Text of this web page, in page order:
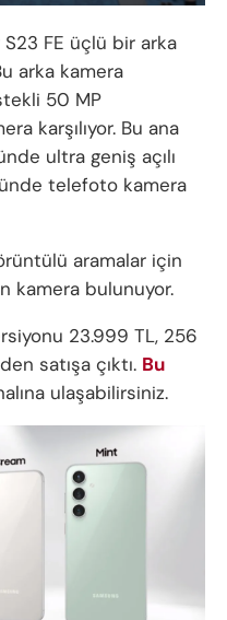
FE üçlü bir arka
arka kamera
50 MP
karşılıyor. Bu ana
ultra geniş açılı
telefoto kamera
aramalar için
kamera bulunuyor.
23.999 TL, 256
satışa çıktı. Bu
ulaşabilirsiniz.